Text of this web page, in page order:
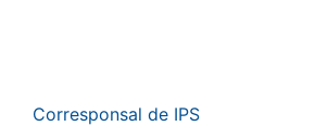
Corresponsal de IPS